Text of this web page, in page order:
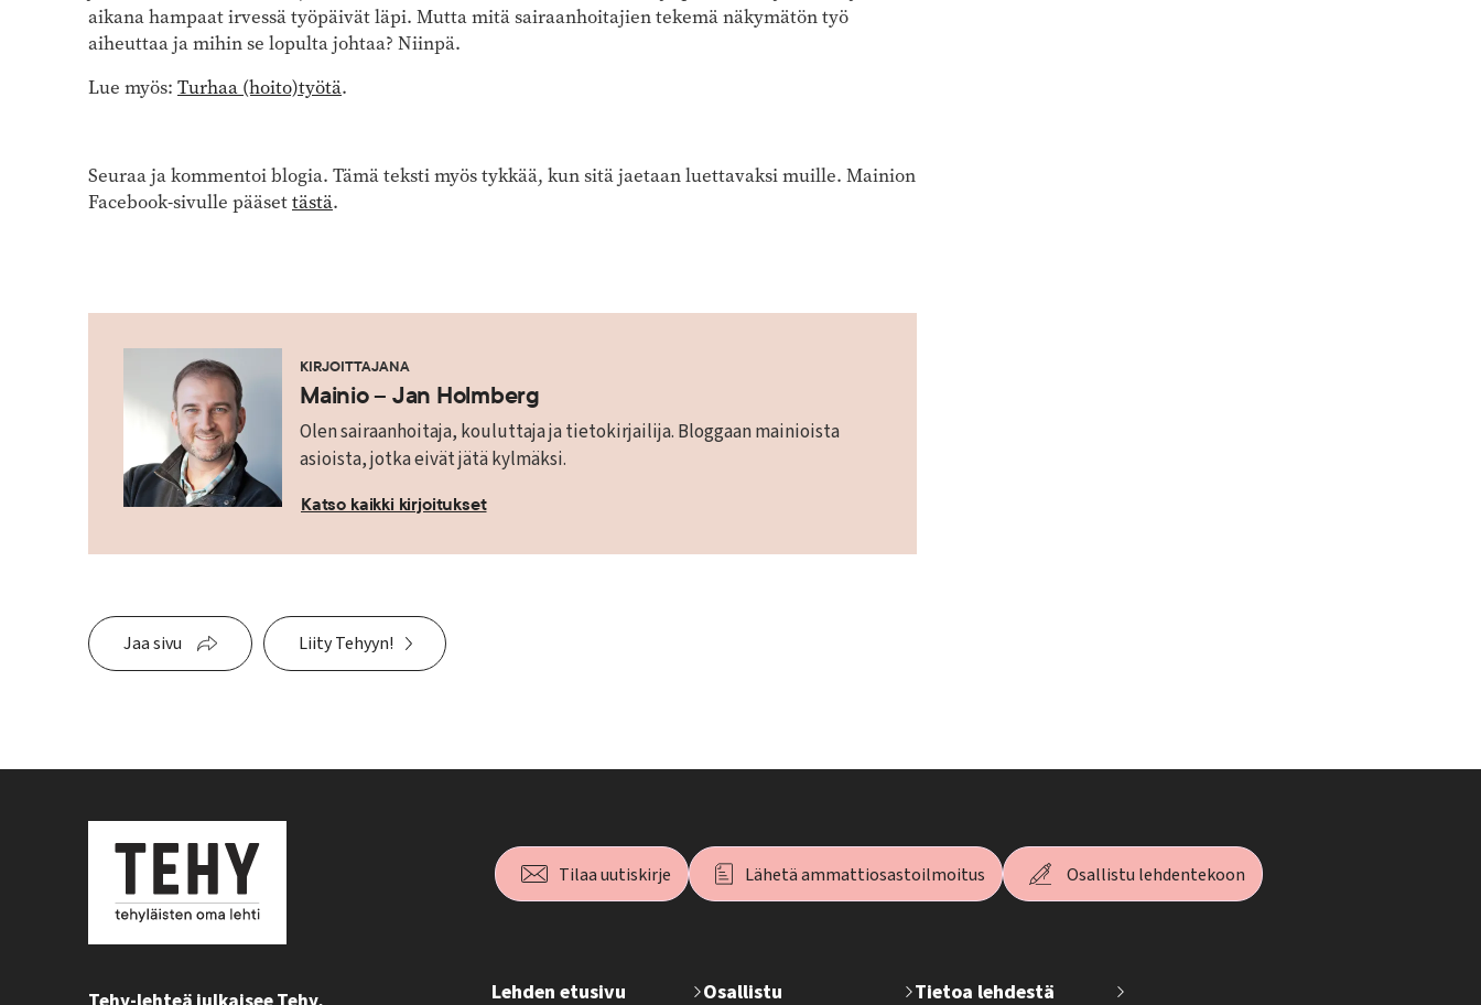
aikana hampaat irvessä työpäivät läpi. Mutta mitä sairaanhoitajien tekemä näkymätön työ
aiheuttaa ja mihin se lopulta johtaa? Niinpä.
Lue myös: Turhaa (hoito)työtä.
Seuraa ja kommentoi blogia. Tämä teksti myös tykkää, kun sitä jaetaan luettavaksi muille. Mainion
Facebook-sivulle pääsettästä.
KIRJOITTAJANA
Mainio – Jan Holmberg
Olen sairaanhoitaja, kouluttaja ja tietokirjailija. Bloggaan mainioista
asioista, jotka eivät jätä kylmäksi.
Katso kaikki kirjoitukset
Jaa sivu Liity Tehyyn!
Tilaa uutiskirje Lähetä ammattiosastoilmoitus Osallistu lehdentekoon
Lehden etusivu Osallistu Tietoa lehdestä